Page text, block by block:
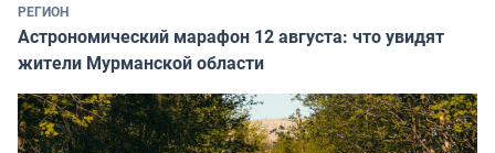
РЕГИОН
Астрономический марафон 12 августа: что увидят
жители Мурманской области